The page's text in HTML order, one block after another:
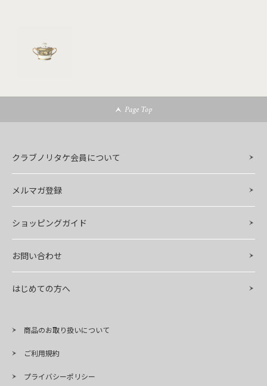
Page Top
クラブノリタケ会員について
メルマガ登録
ショッピングガイド
お問い合わせ
はじめての方へ
商品のお取り扱いについて
ご利用規約
プライバシーポリシー